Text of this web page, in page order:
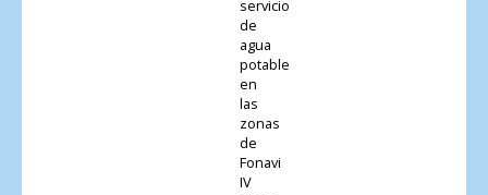
servicio
de
agua
potable
en
las
zonas
de
Fonavi
IV